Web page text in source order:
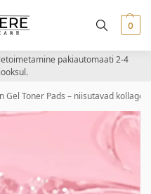
0
pakiautomaati 2-4
Gel Toner Pads – niisutavad